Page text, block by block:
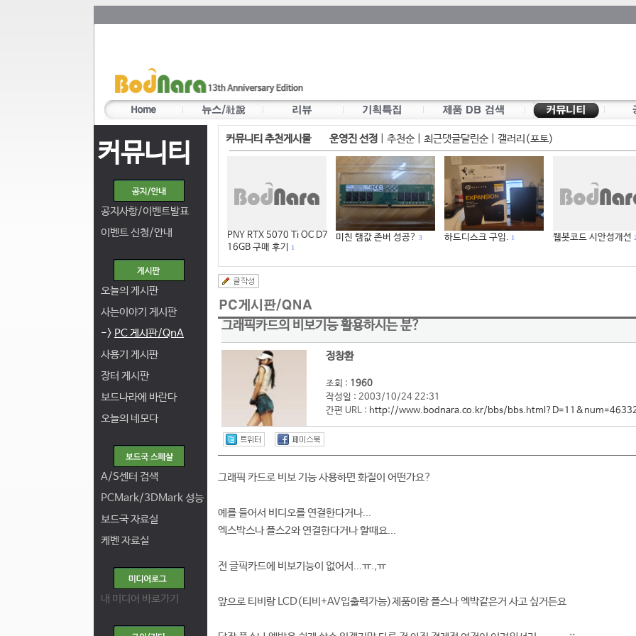
커뮤니티
공지사항/이벤트발표
이벤트 신청/안내
오늘의 게시판
사는이야기 게시판
-> PC 게시판/QnA
사용기 게시판
장터 게시판
보드나라에 바란다
오늘의 네모다
A/S센터 검색
PCMark/3DMark 성능
보드국 자료실
케벤 자료실
내 미디어 바로가기
커뮤니티 추천게시물 운영진 선정 추천순| 최근댓글달린순| 갤러리(포토)
PNY RTX 5070 Ti OC D7
16GB 구매 후기
1
미친 램값 존버 성공? 3 하드디스크 구입. 1 웹봇코드 시안성개선 2
그래픽카드의 비보기능 활용하시는 분?
정창환
조회 : 1960
작성일 : 2003/10/24 22:31
간편 URL : http://www.bodnara.co.kr/bbs/
그래픽 카드로 비보 기능 사용하면 화질이 어떤가요?
예를 들어서 비디오를 연결한다거나...
엑스박스나 플스2와 연결한다거나 할때요...
전 글픽카드에 비보기능이 없어서...ㅠ.,ㅠ
앞으로 티비랑 LCD(티비+AV입출력가능)제품이랑 플스나 엑박같은거 사고 싶거든요